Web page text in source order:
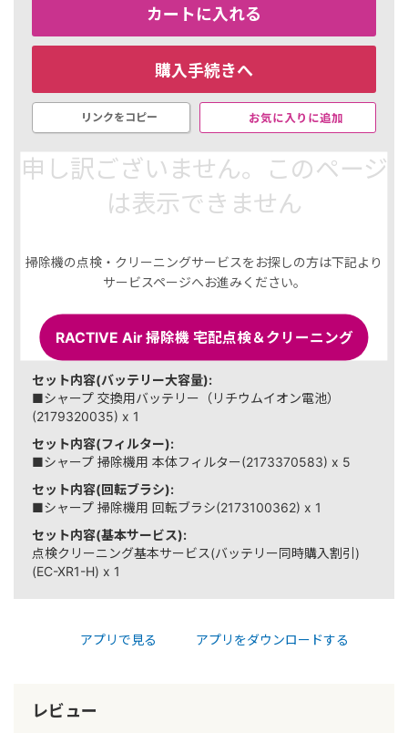
カートに入れる
購入手続きへ
お気に入りに追加
リンクをコピー
販売元： シャープ株式会社
（特定商取引法に基づく表示は
こちら）
￥41,470
選択した商品
セット内容(バッテリー):
■シャープ 交換用バッテリー（リチウムイオン電池）
(2179320036) x 1
セット内容(バッテリー大容量):
■シャープ 交換用バッテリー（リチウムイオン電池）
(2179320035) x 1
セット内容(フィルター):
■シャープ 掃除機用 本体フィルター(2173370583) x 5
セット内容(回転ブラシ):
■シャープ 掃除機用 回転ブラシ(2173100362) x 1
セット内容(基本サービス):
点検クリーニング基本サービス(バッテリー同時購入割引)
(EC-XR1-H) x 1
申し訳ございません。このページ
は表示できません
掃除機の点検・クリーニングサービスをお探しの方は下記より
サービスページへお進みください。
RACTIVE Air 掃除機 宅配点検＆クリーニング
アプリで見る アプリをダウンロードする
レビュー